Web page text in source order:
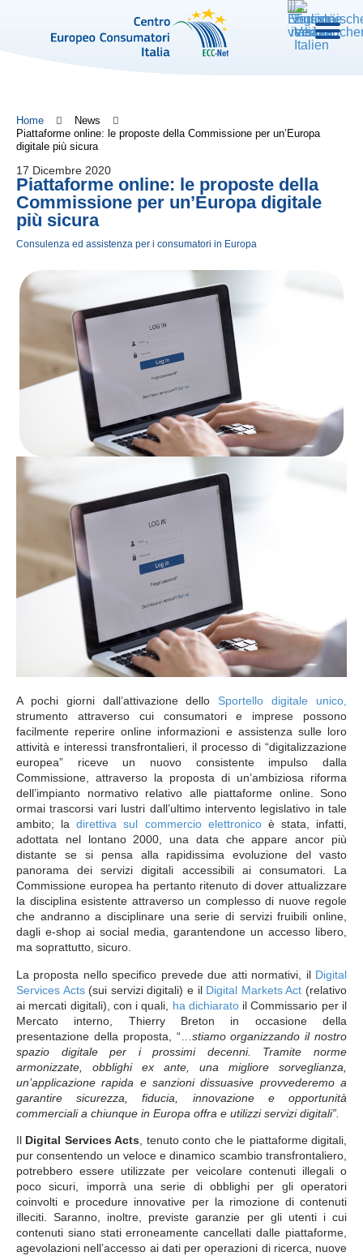
Home
News
Piattaforme online: le proposte della Commissione per un’Europa
digitale più sicura
17 Dicembre 2020
Piattaforme online: le proposte della
Commissione per un’Europa digitale
più sicura
Consulenza ed assistenza per i consumatori in Europa
A pochi giorni dall’attivazione dello Sportello digitale unico,
strumento attraverso cui consumatori e imprese possono
facilmente reperire online informazioni e assistenza sulle loro
attività e interessi transfrontalieri, il processo di “digitalizzazione
europea” riceve un nuovo consistente impulso dalla
Commissione, attraverso la proposta di un’ambiziosa riforma
dell’impianto normativo relativo alle piattaforme online. Sono
ormai trascorsi vari lustri dall’ultimo intervento legislativo in tale
ambito; ladirettiva sul commercio elettronicoè stata, infatti,
adottata nel lontano 2000, una data che appare ancor più
distante se si pensa alla rapidissima evoluzione del vasto
panorama dei servizi digitali accessibili ai consumatori. La
Commissione europea ha pertanto ritenuto di dover attualizzare
la disciplina esistente attraverso un complesso di nuove regole
che andranno a disciplinare una serie di servizi fruibili online,
dagli e-shop ai social media, garantendone un accesso libero,
ma soprattutto, sicuro.
La proposta nello specifico prevede due atti normativi, il Digital
Services Acts(sui servizi digitali) e il Digital Markets Act (relativo
ai mercati digitali), con i quali, ha dichiaratoil Commissario per il
Mercato interno, Thierry Breton in occasione della
presentazione della proposta, “… stiamo organizzando il nostro
spazio digitale per i prossimi decenni. Tramite norme
armonizzate, obblighi ex ante, una migliore sorveglianza,
un’applicazione rapida e sanzioni dissuasive provvederemo a
garantire sicurezza, fiducia, innovazione e opportunità
commerciali a chiunque in Europa offra e utilizzi servizi digitali”.
Il Digital Services Acts , tenuto conto che le piattaforme digitali,
pur consentendo un veloce e dinamico scambio transfrontaliero,
potrebbero essere utilizzate per veicolare contenuti illegali o
poco sicuri, imporrà una serie di obblighi per gli operatori
coinvolti e procedure innovative per la rimozione di contenuti
illeciti. Saranno, inoltre, previste garanzie per gli utenti i cui
contenuti siano stati erroneamente cancellati dalle piattaforme,
agevolazioni nell’accesso ai dati per operazioni di ricerca, nuove